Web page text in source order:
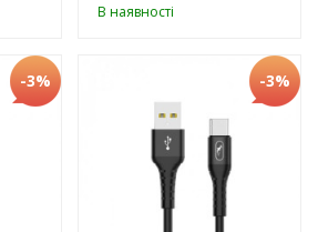
В наявності
-3% -3%